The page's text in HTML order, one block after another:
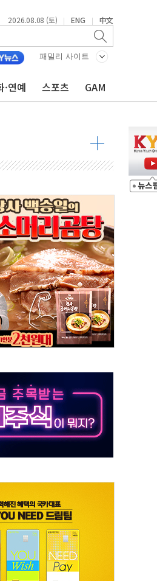
2026.08.08 (토) | ENG | 中文
패밀리 사이트
·연예 스포츠 GAM
는 나흘 연속 최고치
강화